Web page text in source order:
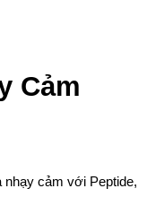
Cảm
nhạy cảm với Peptide,